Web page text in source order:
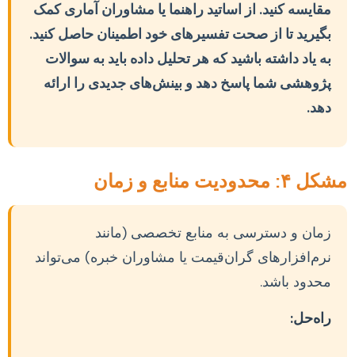
مقایسه کنید. از اساتید راهنما یا مشاوران آماری کمک
بگیرید تا از صحت تفسیرهای خود اطمینان حاصل کنید.
به یاد داشته باشید که هر تحلیل داده باید به سوالات
پژوهشی شما پاسخ دهد و بینش‌های جدیدی را ارائه
دهد.
مشکل ۴: محدودیت منابع و زمان
زمان و دسترسی به منابع تخصصی (مانند
نرم‌افزارهای گران‌قیمت یا مشاوران خبره) می‌تواند
محدود باشد.
راه‌حل: